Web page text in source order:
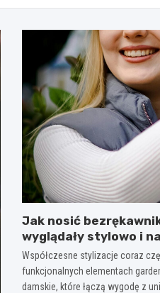
Jak nosić
wyglądały stylowo i
Współczesne stylizacje coraz
funkcjonalnych elementach
damskie, które łączą wygodę z